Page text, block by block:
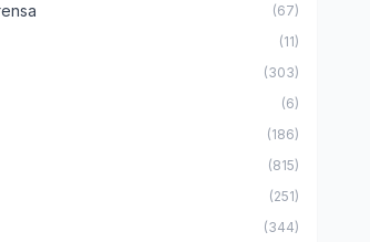
(67)
(11)
(303)
(6)
(186)
(815)
(251)
(344)